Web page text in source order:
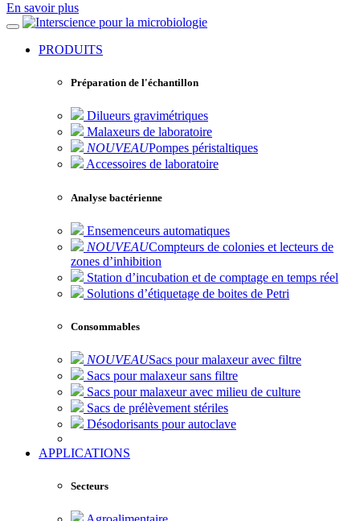
En savoir plus
pour la microbiologie
PRODUITS
Préparation de l'échantillon
Dilueurs gravimétriques
Malaxeurs de laboratoire
NOUVEAUPompes péristaltiques
Accessoires de laboratoire
Analyse bactérienne
Ensemenceurs automatiques
NOUVEAUCompteurs de colonies et lecteurs de
zones d’inhibition
Station d’incubation et de comptage en temps réel
Solutions d’étiquetage de boites de Petri
Consommables
NOUVEAUSacs pour malaxeur avec filtre
Sacs pour malaxeur sans filtre
Sacs pour malaxeur avec milieu de culture
Sacs de prélèvement stériles
Désodorisants pour autoclave
APPLICATIONS
Secteurs